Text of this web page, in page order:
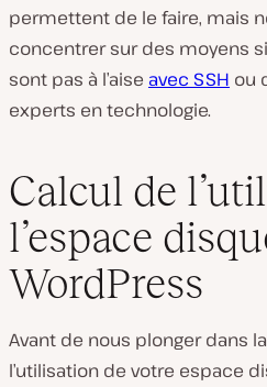
permettent de le faire, mais
concentrer sur des moyens
sont pas à l’aise avec SSH ou
experts en technologie.
Calcul de
l’espace
WordPress
Avant de nous plonger dans
l’utilisation de votre espace